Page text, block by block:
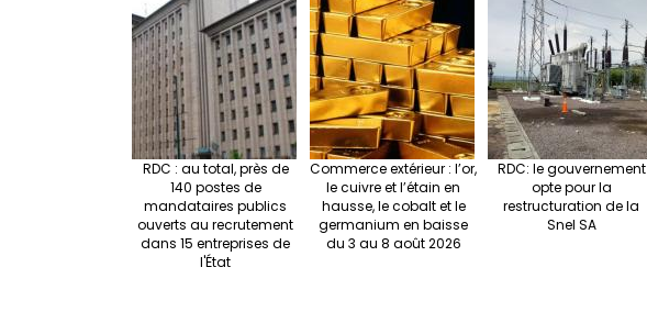
RDC : au total, près de
140 postes de
mandataires publics
ouverts au recrutement
dans 15 entreprises de
l'État
Commerce extérieur : l’or,
le cuivre et l’étain en
hausse, le cobalt et le
germanium en baisse
du 3 au 8 août 2026
RDC: le gouvernement
opte pour la
restructuration de la
Snel SA